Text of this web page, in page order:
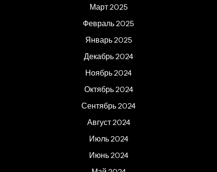
Март 2025
Февраль 2025
Январь 2025
Декабрь 2024
Ноябрь 2024
Октябрь 2024
Сентябрь 2024
Август 2024
Июль 2024
Июнь 2024